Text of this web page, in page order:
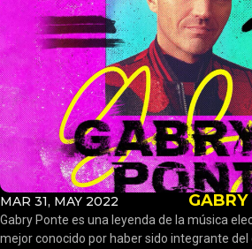
MAR 31, MAY 2022
Gabry Ponte es una leyenda de la música
mejor conocido por haber sido integrante del